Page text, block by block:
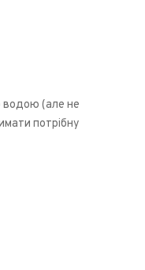
водою (але не
потрібну